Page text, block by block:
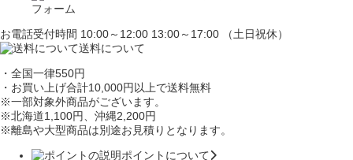
フォーム
お電話受付時間 10:00～12:00 13:00～17:00 （土日祝休）
送料について
・全国一律550円
・お買い上げ合計10,000円 以上で送料無料
※一部対象外商品がございます。
※北海道1,100円
、沖縄2,200円
※離島や大型商品は別途お見積りとなります。
ポイントについて